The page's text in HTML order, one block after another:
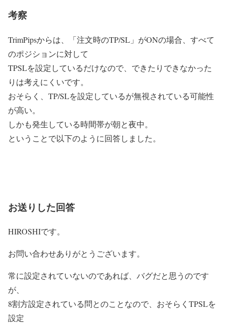
考察
TrimPipsからは、「注文時のTP/SL」がONの場合、すべて
のポジションに対して
TPSLを設定しているだけなので、できたりできなかった
りは考えにくいです。
おそらく、TP/SLを設定しているが無視されている可能性
が高い。
しかも発生している時間帯が朝と夜中。
ということで以下のように回答しました。
お送りした回答
HIROSHIです。
お問い合わせありがとうございます。
常に設定されていないのであれば、バグだと思うのです
が、
8割方設定されている問とのことなので、おそらくTPSLを
設定